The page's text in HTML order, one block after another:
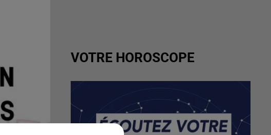
VOTRE HOROSCOPE